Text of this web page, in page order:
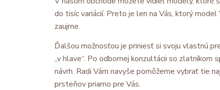
do tisíc variácií. Preto je len na Vás, ktorý model
zaujme.
Ďalšou možnosťou je priniesť si svoju vlastnú
„v hlave“. Po odbornej konzultácii so zlatníkom
návrh. Radi Vám navyše pomôžeme vybrať tie
prsteňov priamo pre Vás.